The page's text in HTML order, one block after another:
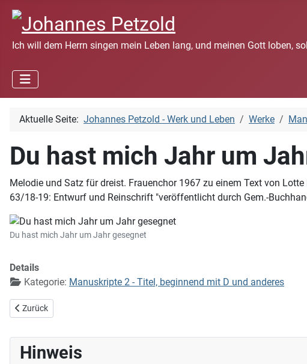
Ich will dem Herrn singen mein Leben lang, und meinen Gott loben,
Aktuelle Seite: Johannes Petzold - Werk und Leben Werke
Du hast mich Jahr um
Melodie und Satz für dreist. Frauenchor 1967 zu einem Text von
63/18-19: Entwurf und Reinschrift "veröffentlicht durch Gem.-
Du hast mich Jahr um Jahr gesegnet
Details
Kategorie: Manuskripte 2 - Titel, beginnend mit D und anderes
Vorheriger Beitrag: Du hast meine Seele aus dem Tode errettet
Zurück
Hinweis